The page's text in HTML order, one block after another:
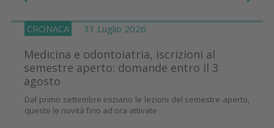
CRONACA 31 Luglio 2026
Medicina e odontoiatria, iscrizioni al
semestre aperto: domande entro il 3
agosto
Dal primo settembre iniziano le lezioni del semestre aperto,
queste le novità fino ad ora attivate